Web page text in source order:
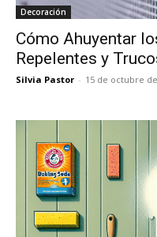
Decoración
Cómo Ahuyentar
Repelentes y
Silvia Pastor - 15 de octubre